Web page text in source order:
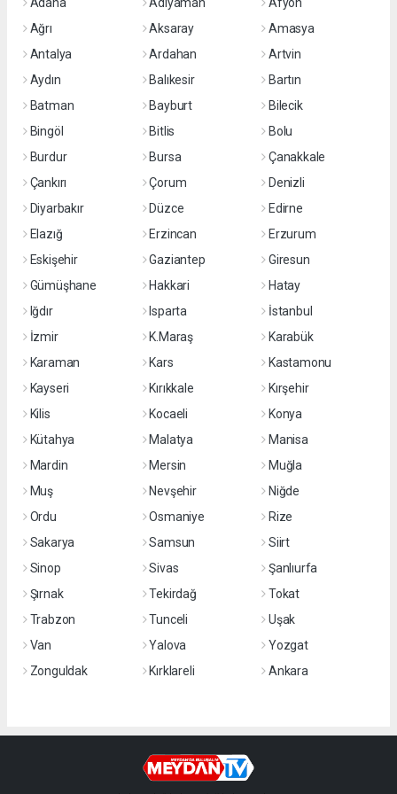
Ağrı
Aksaray
Amasya
Antalya
Ardahan
Artvin
Aydın
Balıkesir
Bartın
Batman
Bayburt
Bilecik
Bingöl
Bitlis
Bolu
Burdur
Bursa
Çanakkale
Çankırı
Çorum
Denizli
Diyarbakır
Düzce
Edirne
Elazığ
Erzincan
Erzurum
Eskişehir
Gaziantep
Giresun
Gümüşhane
Hakkari
Hatay
Iğdır
Isparta
İstanbul
İzmir
K.Maraş
Karabük
Karaman
Kars
Kastamonu
Kayseri
Kırıkkale
Kırşehir
Kilis
Kocaeli
Konya
Kütahya
Malatya
Manisa
Mardin
Mersin
Muğla
Muş
Nevşehir
Niğde
Ordu
Osmaniye
Rize
Sakarya
Samsun
Siirt
Sinop
Sivas
Şanlıurfa
Şırnak
Tekirdağ
Tokat
Trabzon
Tunceli
Uşak
Van
Yalova
Yozgat
Zonguldak
Kırklareli Ankara